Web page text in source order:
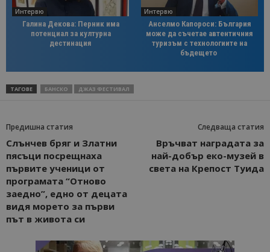
Интервю
Галина Декова: Перник има
потенциал за културна
дестинация
Интервю
Анселмо Капороси: България
може да съчетае автентичния
туризъм с технологиите на
бъдещето
ТАГОВЕ БАНСКО ДЖАЗ ФЕСТИВАЛ
Предишна статия
Слънчев бряг и Златни
пясъци посрещнаха
първите ученици от
програмата “Отново
заедно”, едно от децата
видя морето за първи
път в живота си
Следваща статия
Връчват наградата за
най-добър еко-музей в
света на Крепост Туида